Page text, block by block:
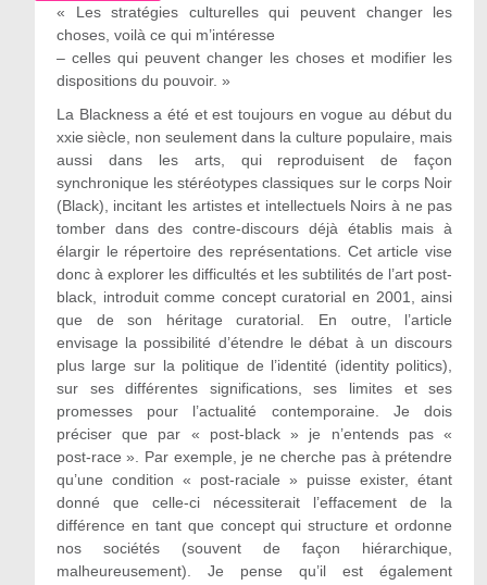
« Les stratégies culturelles qui peuvent changer les
choses, voilà ce qui m’intéresse
– celles qui peuvent changer les choses et modifier les
dispositions du pouvoir. »
La Blackness a été et est toujours en vogue au début du
xxie siècle, non seulement dans la culture populaire, mais
aussi dans les arts, qui reproduisent de façon
synchronique les stéréotypes classiques sur le corps Noir
(Black), incitant les artistes et intellectuels Noirs à ne pas
tomber dans des contre-discours déjà établis mais à
élargir le répertoire des représentations. Cet article vise
donc à explorer les difficultés et les subtilités de l’art post-
black, introduit comme concept curatorial en 2001, ainsi
que de son héritage curatorial. En outre, l’article
envisage la possibilité d’étendre le débat à un discours
plus large sur la politique de l’identité (identity politics),
sur ses différentes significations, ses limites et ses
promesses pour l’actualité contemporaine. Je dois
préciser que par « post-black » je n’entends pas «
post‑race ». Par exemple, je ne cherche pas à prétendre
qu’une condition « post-raciale » puisse exister, étant
donné que celle-ci nécessiterait l’effacement de la
différence en tant que concept qui structure et ordonne
nos sociétés (souvent de façon hiérarchique,
malheureusement). Je pense qu’il est également